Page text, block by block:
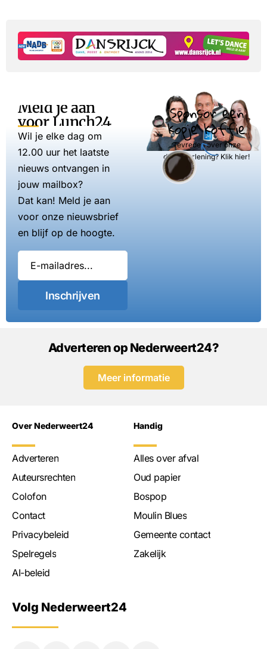
Meld je aan
voor Lunch24
Wil je elke dag om
12.00 uur het laatste
nieuws ontvangen in
jouw mailbox?
Dat kan! Meld je aan
voor onze nieuwsbrief
en blijf op de hoogte.
Inschrijven
Sponsor een
kopje koffie
Tevreden over onze
dienstverlening? Klik hier!
Adverteren op Nederweert24?
Meer informatie
Over Nederweert24
Adverteren
Auteursrechten
Colofon
Contact
Privacybeleid
Spelregels
AI-beleid
Handig
Alles over afval
Oud papier
Bospop
Moulin Blues
Gemeente contact
Zakelijk
Volg Nederweert24